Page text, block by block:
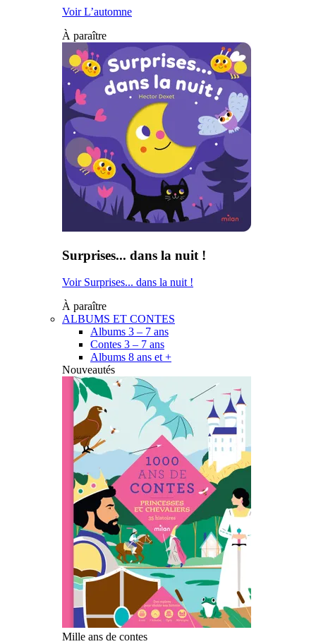
Voir L’automne
À paraître
Surprises... dans la nuit !
Voir Surprises... dans la nuit !
À paraître
ALBUMS ET CONTES
Albums 3 – 7 ans
Contes 3 – 7 ans
Albums 8 ans et +
Nouveautés
Mille ans de contes